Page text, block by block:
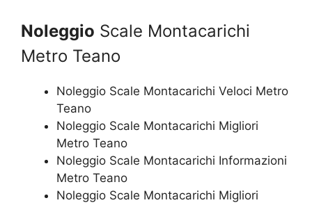
Noleggio Scale Montacarichi
Metro Teano
Noleggio Scale Montacarichi Veloci Metro
Teano
Noleggio Scale Montacarichi Migliori
Metro Teano
Noleggio Scale Montacarichi Informazioni
Metro Teano
Noleggio Scale Montacarichi Migliori